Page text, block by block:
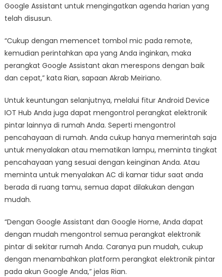
Google Assistant untuk mengingatkan agenda harian yang
telah disusun.
“Cukup dengan memencet tombol mic pada remote,
kemudian perintahkan apa yang Anda inginkan, maka
perangkat Google Assistant akan merespons dengan baik
dan cepat,” kata Rian, sapaan Akrab Meiriano.
Untuk keuntungan selanjutnya, melalui fitur Android Device
IOT Hub Anda juga dapat mengontrol perangkat elektronik
pintar lainnya di rumah Anda. Seperti mengontrol
pencahayaan di rumah. Anda cukup hanya memerintah saja
untuk menyalakan atau mematikan lampu, meminta tingkat
pencahayaan yang sesuai dengan keinginan Anda. Atau
meminta untuk menyalakan AC di kamar tidur saat anda
berada di ruang tamu, semua dapat dilakukan dengan
mudah.
“Dengan Google Assistant dan Google Home, Anda dapat
dengan mudah mengontrol semua perangkat elektronik
pintar di sekitar rumah Anda. Caranya pun mudah, cukup
dengan menambahkan platform perangkat elektronik pintar
pada akun Google Anda,” jelas Rian.